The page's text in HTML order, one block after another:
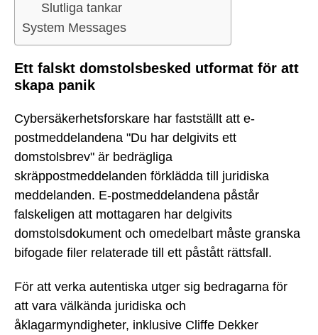
Slutliga tankar
System Messages
Ett falskt domstolsbesked utformat för att
skapa panik
Cybersäkerhetsforskare har fastställt att e-
postmeddelandena "Du har delgivits ett
domstolsbrev" är bedrägliga
skräppostmeddelanden förklädda till juridiska
meddelanden. E-postmeddelandena påstår
falskeligen att mottagaren har delgivits
domstolsdokument och omedelbart måste granska
bifogade filer relaterade till ett påstått rättsfall.
För att verka autentiska utger sig bedragarna för
att vara välkända juridiska och
åklagarmyndigheter, inklusive Cliffe Dekker